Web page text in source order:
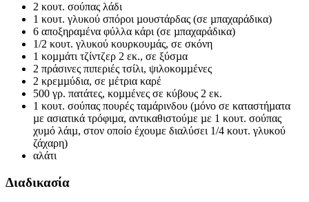
2 κουτ. σούπας λάδι
1 κουτ. γλυκού σπόροι µουστάρδας (σε µπαχαράδικα)
6 αποξηραµένα φύλλα κάρι (σε µπαχαράδικα)
1/2 κουτ. γλυκού κουρκουµάς, σε σκόνη
1 κοµµάτι τζίντζερ 2 εκ., σε ξύσµα
2 πράσινες πιπεριές τσίλι, ψιλοκοµµένες
2 κρεµµύδια, σε µέτρια καρέ
500 γρ. πατάτες, κοµµένες σε κύβους 2 εκ.
1 κουτ. σούπας πουρές ταµάρινδου (µόνο σε καταστήµατα
µε ασιατικά τρόφιµα, αντικαθιστούµε µε 1 κουτ. σούπας
χυµό λάιµ, στον οποίο έχουµε διαλύσει 1/4 κουτ. γλυκού
ζάχαρη)
αλάτι
Διαδικασία